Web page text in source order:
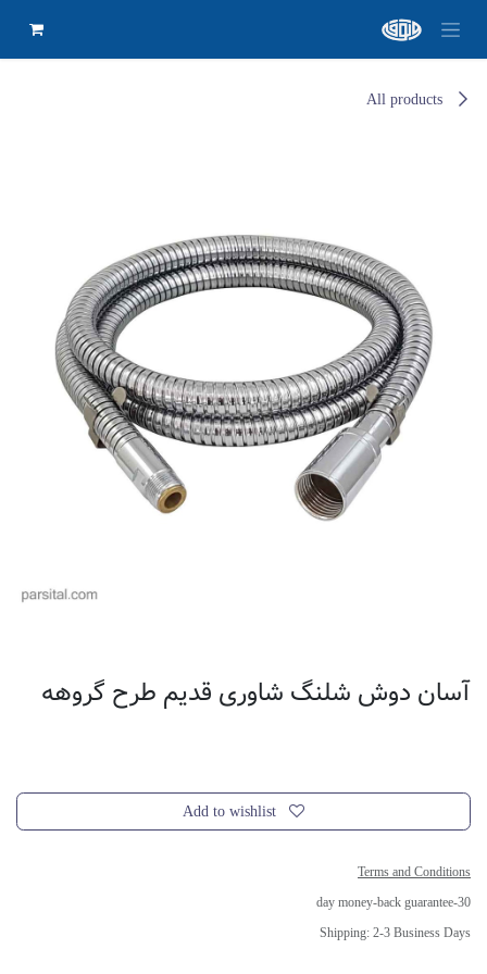
All products
آسان دوش شلنگ شاوری قدیم طرح گروهه
Add to wishlist
Terms and Conditions
30-day money-back guarantee
Shipping: 2-3 Business Days